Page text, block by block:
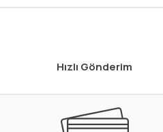
Hızlı Gönderim